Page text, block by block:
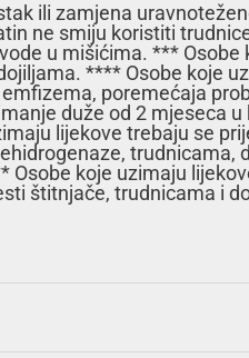
ili zamjena
ne smiju koristiti
u mišićima. ***
**** Osobe koje
poremećaja
duže od 2 mjeseca
lijekove trebaju se
koje uzimaju
štitnjače, trudnicama i